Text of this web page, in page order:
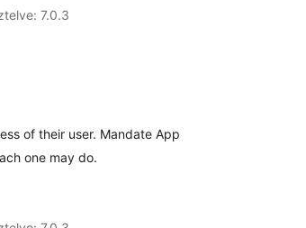
7.0.3
of their user. Mandate App
one may do.